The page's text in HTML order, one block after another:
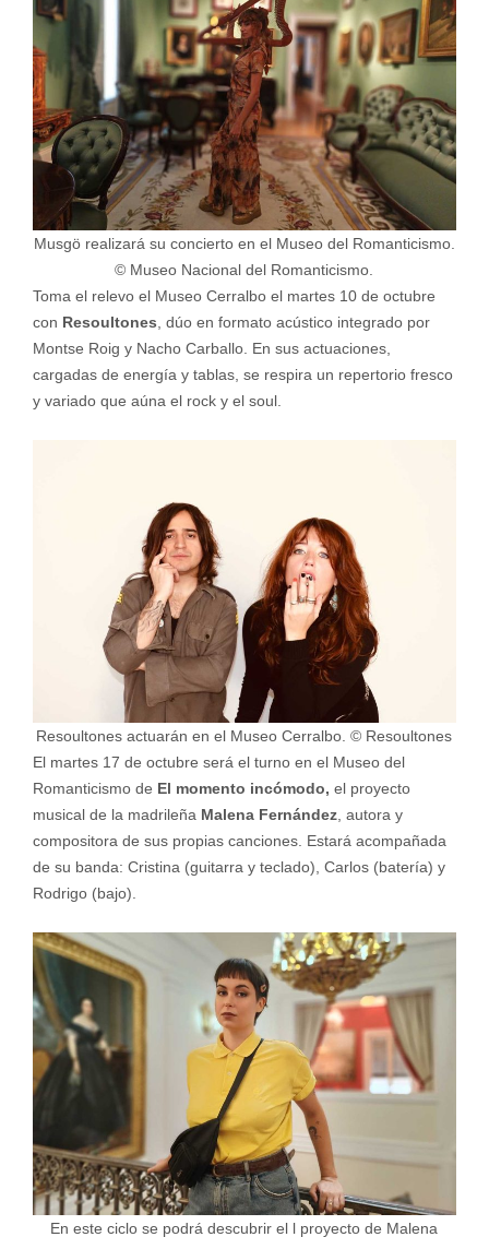
Musgö realizará su concierto en el Museo del Romanticismo.
© Museo Nacional del Romanticismo.
Toma el relevo el Museo Cerralbo el martes 10 de octubre
con Resoultones , dúo en formato acústico integrado por
Montse Roig y Nacho Carballo. En sus actuaciones,
cargadas de energía y tablas, se respira un repertorio fresco
y variado que aúna el rock y el soul.
Resoultones actuarán en el Museo Cerralbo. © Resoultones
El martes 17 de octubre será el turno en el Museo del
Romanticismo de El momento incómodo, el proyecto
musical de la madrileña Malena Fernández, autora y
compositora de sus propias canciones. Estará acompañada
de su banda: Cristina (guitarra y teclado), Carlos (batería) y
Rodrigo (bajo).
En este ciclo se podrá descubrir el l proyecto de Malena